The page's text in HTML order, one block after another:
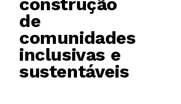
de
comunidades
inclusivas e
sustentáveis